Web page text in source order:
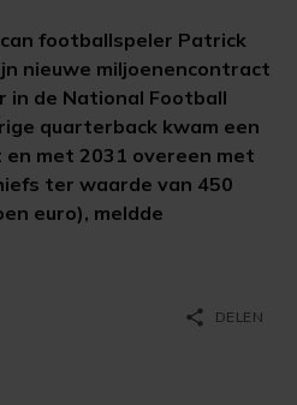
footballspeler Patrick
nieuwe miljoenencontract
in de National Football
quarterback kwam een
met 2031 overeen met
ter waarde van 450
euro), meldde
share DELEN